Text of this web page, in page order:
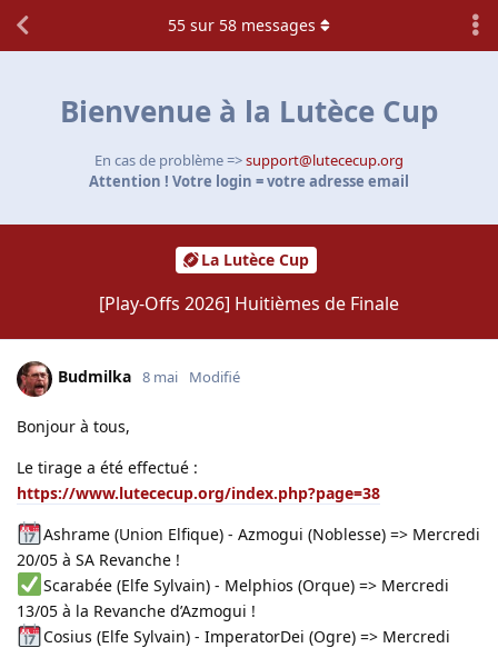
Bienvenue à la Lutèce Cup
En cas de problème =>support@lutececup.org
Attention ! Votre login = votre adresse email
La Lutèce Cup
[Play-Offs 2026] Huitièmes de Finale
55 sur 58 messages
Budmilka 8 mai Modifié
Bonjour à tous,
Le tirage a été effectué :
https://www.lutececup.org/index.php?page=38
Ashrame (Union Elfique) - Azmogui (Noblesse) => Mercredi
20/05 à SA Revanche !
Scarabée (Elfe Sylvain) - Melphios (Orque) => Mercredi
13/05 à la Revanche d’Azmogui !
Cosius (Elfe Sylvain) - ImperatorDei (Ogre) => Mercredi